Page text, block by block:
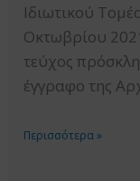
Ιδιωτικού
Οκτωβρίου
τεύχος
έγγραφο της
ΔΙΑΒΟΥΛΕΥΣΗ
Περισσότερα »